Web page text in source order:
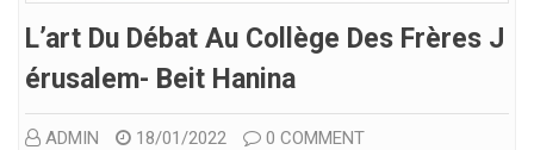
L’art Du Débat Au Collège Des Frères J
Érusalem- Beit Hanina
ADMIN 18/01/2022 0 COMMENT